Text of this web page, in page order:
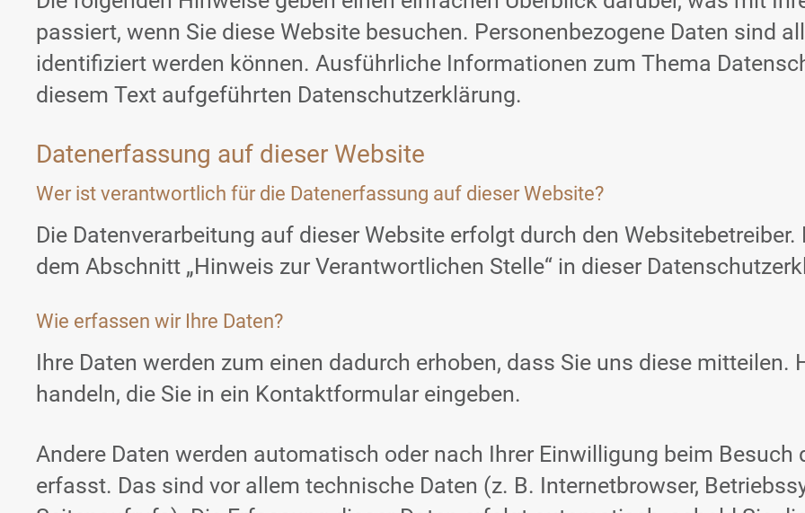
passiert, wenn Sie diese Website besuchen. Personenbezogene Daten sind
identifiziert werden können. Ausführliche Informationen zum Thema
diesem Text aufgeführten Datenschutzerklärung.
Datenerfassung auf dieser Website
Wer ist verantwortlich für die Datenerfassung auf dieser Website?
Die Datenverarbeitung auf dieser Website erfolgt durch den
dem Abschnitt „Hinweis zur Verantwortlichen Stelle“ in dieser
Wie erfassen wir Ihre Daten?
Ihre Daten werden zum einen dadurch erhoben, dass Sie uns diese mitteilen.
handeln, die Sie in ein Kontaktformular eingeben.
Andere Daten werden automatisch oder nach Ihrer Einwilligung beim Besuch
erfasst. Das sind vor allem technische Daten (z. B. Internetbrowser,